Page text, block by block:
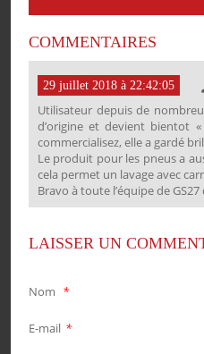
COMMENTAIRES
29 juillet 2018 à 22:42:05
Utilisateur depuis de
d’origine et devient bientot
commercialisez, elle a gardé
Le produit pour les pneus a
cela permet un lavage avec
Bravo à toute l’équipe de
LAISSER UN
Nom *
E-mail *